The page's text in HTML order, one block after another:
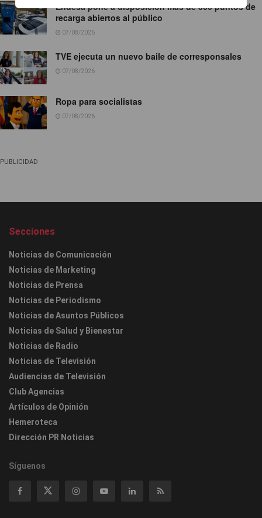
Endesa pone a disposición más de 300 puntos de
recarga abiertos al público
07/08/2026
TVE ejecuta un nuevo baile de corresponsales
07/08/2026
Ropa para socialistas
07/08/2026
PUBLICIDAD
Secciones
Noticias de Comunicación
Noticias de Marketing
Noticias de Prensa
Noticias de Periodismo
Noticias de Asuntos Públicos
Noticias de Salud y Bienestar
Noticias de Radio
Noticias de Televisión
Audiencias de Televisión
Club Agencias
Artículos de Opinión
Hemeroteca
Dirección PR Noticias
Síguenos